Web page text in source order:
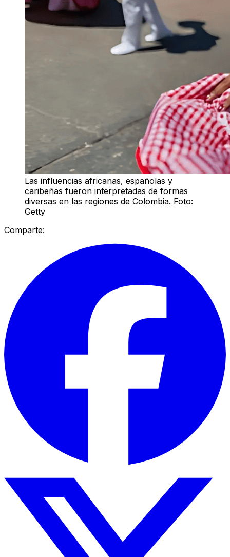
Las influencias africanas, españolas y
caribeñas fueron interpretadas de formas
diversas en las regiones de Colombia. Foto:
Getty
Comparte: